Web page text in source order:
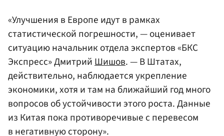
«Улучшения в Европе идут в рамках
статистической погрешности, — оценивает
ситуацию начальник отдела экспертов «БКС
Экспресс» ДмитрийШишов. — В Штатах,
действительно, наблюдается укрепление
экономики, хотя и там на ближайший год много
вопросов об устойчивости этого роста. Данные
из Китая пока противоречивые с перевесом
в негативную сторону».